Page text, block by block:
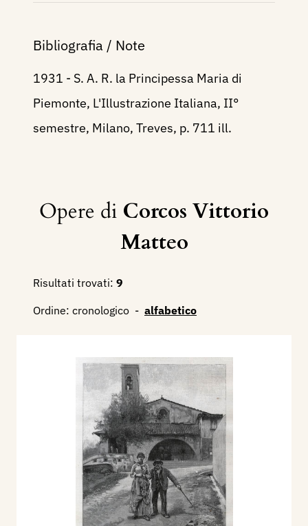
Bibliografia / Note
1931 - S. A. R. la Principessa Maria di
Piemonte, L'Illustrazione Italiana, II°
semestre, Milano, Treves, p. 711 ill.
Opere di Corcos Vittorio
Matteo
Risultati trovati: 9
Ordine: cronologico - alfabetico